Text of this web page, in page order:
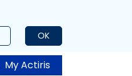
OK
My Actiris